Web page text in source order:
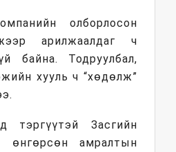
олборлосон
арилжаалдаг ч
байна. Тодруулбал,
хууль ч “хөдөлж”
тэргүүтэй Засгийн
өнгөрсөн амралтын